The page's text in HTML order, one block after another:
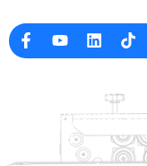
도움말 링크
+8613738733841
No. 2 Dawei Road,
산업 구역, Wenzhou, 중